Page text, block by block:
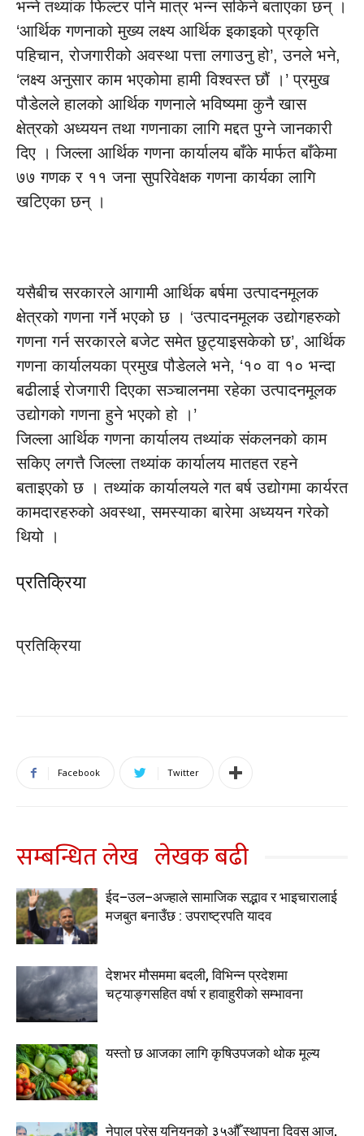
भन्ने तथ्यांक फिल्टर पनि मात्र भन्न सकिने बताएका छन् ।
‘आर्थिक गणनाको मुख्य लक्ष्य आर्थिक इकाइको प्रकृति
पहिचान, रोजगारीको अवस्था पत्ता लगाउनु हो’, उनले भने,
‘लक्ष्य अनुसार काम भएकोमा हामी विश्वस्त छौं ।’ प्रमुख
पौडेलले हालको आर्थिक गणनाले भविष्यमा कुनै खास
क्षेत्रको अध्ययन तथा गणनाका लागि मद्दत पुग्ने जानकारी
दिए । जिल्ला आर्थिक गणना कार्यालय बाँके मार्फत बाँकेमा
७७ गणक र ११ जना सुपरिवेक्षक गणना कार्यका लागि
खटिएका छन् ।
यसैबीच सरकारले आगामी आर्थिक बर्षमा उत्पादनमूलक
क्षेत्रको गणना गर्ने भएको छ । ‘उत्पादनमूलक उद्योगहरुको
गणना गर्न सरकारले बजेट समेत छुट्याइसकेको छ’, आर्थिक
गणना कार्यालयका प्रमुख पौडेलले भने, ‘१० वा १० भन्दा
बढीलाई रोजगारी दिएका सञ्चालनमा रहेका उत्पादनमूलक
उद्योगको गणना हुने भएको हो ।’
जिल्ला आर्थिक गणना कार्यालय तथ्यांक संकलनको काम
सकिए लगत्तै जिल्ला तथ्यांक कार्यालय मातहत रहने
बताइएको छ । तथ्यांक कार्यालयले गत बर्ष उद्योगमा कार्यरत
कामदारहरुको अवस्था, समस्याका बारेमा अध्ययन गरेको
थियो ।
प्रतिक्रिया
प्रतिक्रिया
Facebook Twitter
सम्बन्धित लेख लेखक बढी
ईद–उल–अज्हाले सामाजिक सद्भाव र भाइचारालाई
मजबुत बनाउँछ : उपराष्ट्रपति यादव
देशभर मौसममा बदली, विभिन्न प्रदेशमा
चट्याङ्गसहित वर्षा र हावाहुरीको सम्भावना
यस्तो छ आजका लागि कृषिउपजको थोक मूल्य
नेपाल प्रेस युनियनको ३५औँ स्थापना दिवस आज,